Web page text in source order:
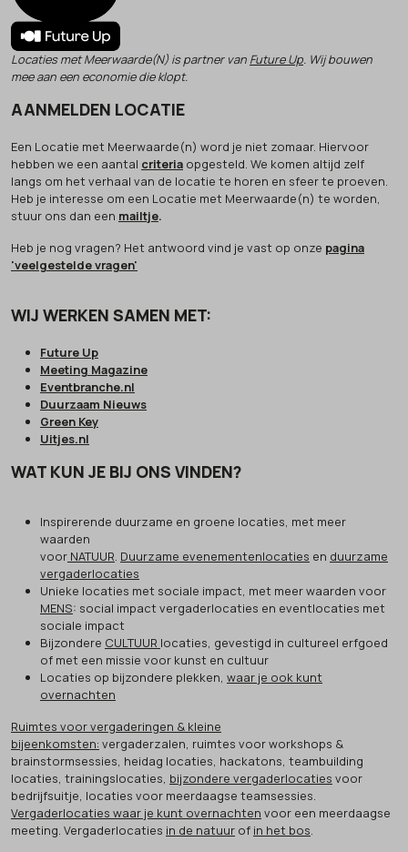
Locaties met Meerwaarde(N) is partner van Future Up. Wij bouwen
mee aan een economie die klopt.
AANMELDEN LOCATIE
Een Locatie met Meerwaarde(n) word je niet zomaar. Hiervoor
hebben we een aantal criteria opgesteld. We komen altijd zelf
langs om het verhaal van de locatie te horen en sfeer te proeven.
Heb je interesse om een Locatie met Meerwaarde(n) te worden,
stuur ons dan een mailtje.
Heb je nog vragen? Het antwoord vind je vast op onze pagina
'veelgestelde vragen'
WIJ WERKEN SAMEN MET:
Future Up
Meeting Magazine
Eventbranche.nl
Duurzaam Nieuws
Green Key
Uitjes.nl
WAT KUN JE BIJ ONS VINDEN?
Inspirerende duurzame en groene locaties, met meer
waarden
voor NATUUR. Duurzame evenementenlocaties en duurzame
vergaderlocaties
Unieke locaties met sociale impact, met meer waarden voor
MENS: social impact vergaderlocaties en eventlocaties met
sociale impact
Bijzondere CULTUUR locaties, gevestigd in cultureel erfgoed
of met een missie voor kunst en cultuur
Locaties op bijzondere plekken, waar je ook kunt
overnachten
Ruimtes voor vergaderingen & kleine
bijeenkomsten: vergaderzalen, ruimtes voor workshops &
brainstormsessies, heidag locaties, hackatons, teambuilding
locaties, trainingslocaties, bijzondere vergaderlocaties voor
bedrijfsuitje, locaties voor meerdaagse teamsessies.
Vergaderlocaties waar je kunt overnachten voor een meerdaagse
meeting. Vergaderlocaties in de natuur of in het bos.